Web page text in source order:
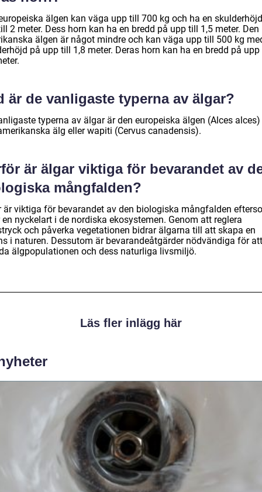
älgen kan väga upp till 700 kg och ha en
2 meter. Dess horn kan ha en bredd på upp till 1,5 meter. Den
älgen är något mindre och kan väga upp till 500 kg
på upp till 1,8 meter. Deras horn kan ha en bredd på
är de vanligaste typerna av älgar?
typerna av älgar är den europeiska älgen (Alces
älg eller wapiti (Cervus canadensis).
är älgar viktiga för bevarandet av
mångfalden?
är viktiga för bevarandet av den biologiska mångfalden
en nyckelart i de nordiska ekosystemen. Genom att reglera
och påverka vegetationen bidrar älgarna till att skapa en
i naturen. Dessutom är bevarandeåtgärder nödvändiga för att
älgpopulationen och dess naturliga livsmiljö.
Läs fler inlägg här